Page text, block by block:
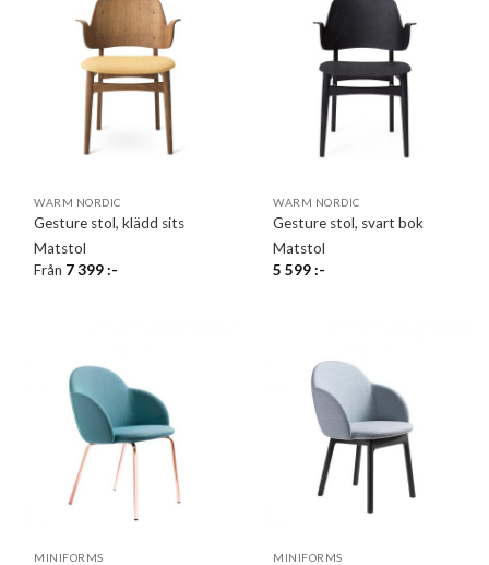
WARM NORDIC
Gesture stol, klädd sits
Matstol
Från 7 399:-
WARM NORDIC
Gesture stol, svart bok
Matstol
5 599:-
MINIFORMS MINIFORMS